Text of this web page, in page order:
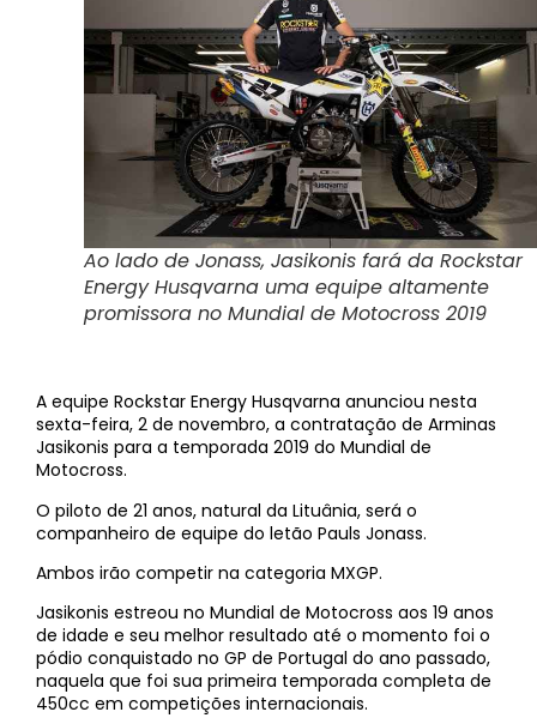
Ao lado de Jonass, Jasikonis fará da Rockstar
Energy Husqvarna uma equipe altamente
promissora no Mundial de Motocross 2019
A equipe Rockstar Energy Husqvarna anunciou nesta
sexta-feira, 2 de novembro, a contratação de Arminas
Jasikonis para a temporada 2019 do Mundial de
Motocross.
O piloto de 21 anos, natural da Lituânia, será o
companheiro de equipe do letão Pauls Jonass.
Ambos irão competir na categoria MXGP.
Jasikonis estreou no Mundial de Motocross aos 19 anos
de idade e seu melhor resultado até o momento foi o
pódio conquistado no GP de Portugal do ano passado,
naquela que foi sua primeira temporada completa de
450cc em competições internacionais.